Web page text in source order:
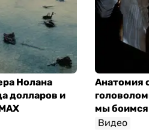
Нолана
долларов и
Анатомия
мы боимся
Видео